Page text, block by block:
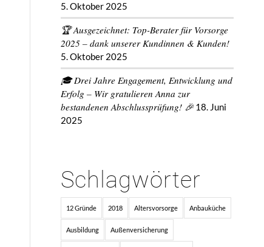
5. Oktober 2025
🏆 Ausgezeichnet: Top-Berater für Vorsorge
2025 – dank unserer Kundinnen & Kunden!
5. Oktober 2025
🎓 Drei Jahre Engagement, Entwicklung und
Erfolg – Wir gratulieren Anna zur
bestandenen Abschlussprüfung! 🎉 18. Juni
2025
Schlagwörter
12 Gründe 2018 Altersvorsorge Anbauküche
Ausbildung Außenversicherung